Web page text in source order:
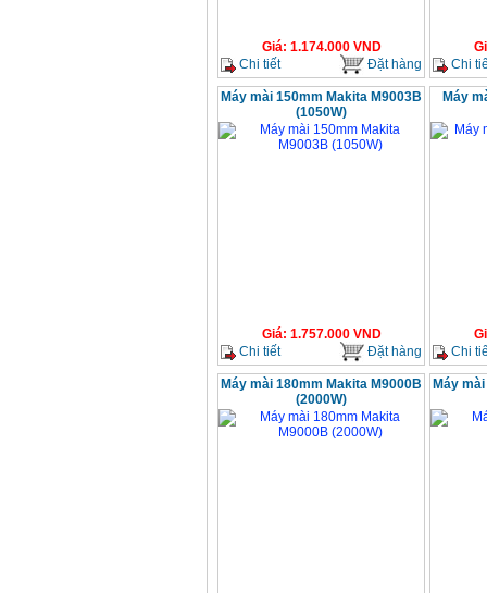
Giá: 1.174.000VND
Chi tiết
Đặt hàng
Chi
Máy mài 150mm Makita M9003B
(1050W)
Giá: 1.757.000VND
Chi tiết
Đặt hàng
Máy
Chi
Máy mài 180mm Makita M9000B
(2000W)
Máy